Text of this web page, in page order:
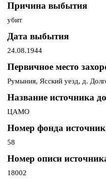
Причина выбытия
убит
Дата выбытия
24.08.1944
Первичное место
Румыния, Ясский уезд, д.
Название источника
ЦАМО
Номер фонда
58
Номер описи
18002